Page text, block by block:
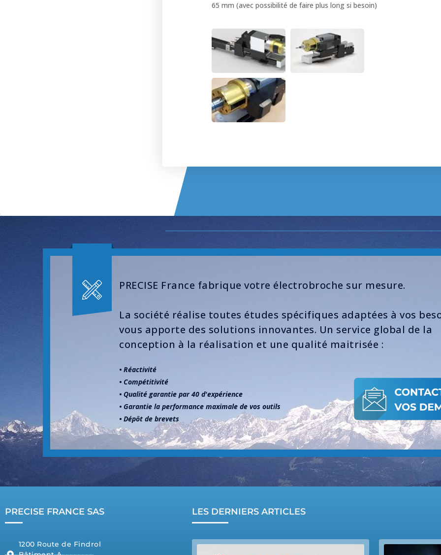
65 mm (avec possibilité de faire plus long si besoin)
PRECISE France fabrique votre électrobroche sur mesure.
La société réalise toutes études spécifiques adaptées à vos
vous apporte des solutions innovantes. Un service global de la
conception à la réalisation et une qualité maitrisée :
• Réactivité
• Compétitivité
• Qualité garantie par 40 d'expérience
• Garantie la performance maximale de vos outils
• Dépôt de brevets
PRECISE FRANCE SAS
1200 Route de Findrol
LES DERNIERS ARTICLES